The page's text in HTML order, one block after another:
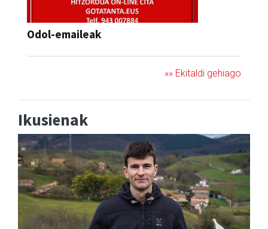
Odol-emaileak
»» Ekitaldi gehiago
Ikusienak